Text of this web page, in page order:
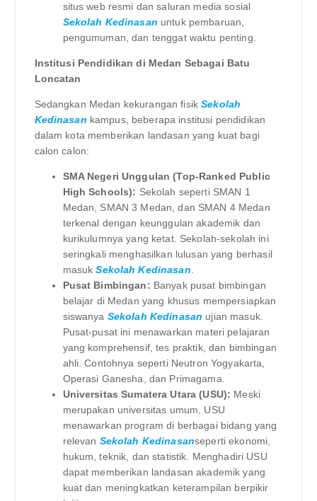
situs web resmi dan saluran media sosial
Sekolah Kedinasan untuk pembaruan,
pengumuman, dan tenggat waktu penting.
Institusi Pendidikan di Medan Sebagai Batu
Loncatan
Sedangkan Medan kekurangan fisikSekolah
Kedinasan kampus, beberapa institusi pendidikan
dalam kota memberikan landasan yang kuat bagi
calon calon:
SMA Negeri Unggulan (Top-Ranked Public
High Schools): Sekolah seperti SMAN 1
Medan, SMAN 3 Medan, dan SMAN 4 Medan
terkenal dengan keunggulan akademik dan
kurikulumnya yang ketat. Sekolah-sekolah ini
seringkali menghasilkan lulusan yang berhasil
masukSekolah Kedinasan.
Pusat Bimbingan: Banyak pusat bimbingan
belajar di Medan yang khusus mempersiapkan
siswanya Sekolah Kedinasan ujian masuk.
Pusat-pusat ini menawarkan materi pelajaran
yang komprehensif, tes praktik, dan bimbingan
ahli. Contohnya seperti Neutron Yogyakarta,
Operasi Ganesha, dan Primagama.
Universitas Sumatera Utara (USU): Meski
merupakan universitas umum, USU
menawarkan program di berbagai bidang yang
relevan Sekolah Kedinasanseperti ekonomi,
hukum, teknik, dan statistik. Menghadiri USU
dapat memberikan landasan akademik yang
kuat dan meningkatkan keterampilan berpikir